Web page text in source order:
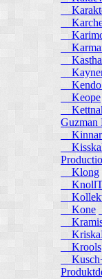
Kendo
Keope
Guzman
Klong
Kone
Krools